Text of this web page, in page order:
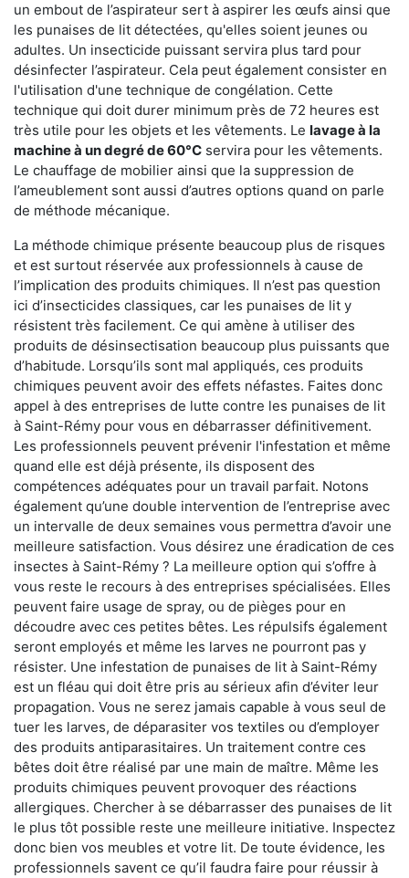
un embout de l’aspirateur sert à aspirer les œufs ainsi que
les punaises de lit détectées, qu'elles soient jeunes ou
adultes. Un insecticide puissant servira plus tard pour
désinfecter l’aspirateur. Cela peut également consister en
l'utilisation d'une technique de congélation. Cette
technique qui doit durer minimum près de 72 heures est
très utile pour les objets et les vêtements. Le lavage à la
machine à un degré de 60°C servira pour les vêtements.
Le chauffage de mobilier ainsi que la suppression de
l’ameublement sont aussi d’autres options quand on parle
de méthode mécanique.
La méthode chimique présente beaucoup plus de risques
et est surtout réservée aux professionnels à cause de
l’implication des produits chimiques. Il n’est pas question
ici d’insecticides classiques, car les punaises de lit y
résistent très facilement. Ce qui amène à utiliser des
produits de désinsectisation beaucoup plus puissants que
d’habitude. Lorsqu’ils sont mal appliqués, ces produits
chimiques peuvent avoir des effets néfastes. Faites donc
appel à des entreprises de lutte contre les punaises de lit
à Saint-Rémy pour vous en débarrasser définitivement.
Les professionnels peuvent prévenir l'infestation et même
quand elle est déjà présente, ils disposent des
compétences adéquates pour un travail parfait. Notons
également qu’une double intervention de l’entreprise avec
un intervalle de deux semaines vous permettra d’avoir une
meilleure satisfaction. Vous désirez une éradication de ces
insectes à Saint-Rémy ? La meilleure option qui s’offre à
vous reste le recours à des entreprises spécialisées. Elles
peuvent faire usage de spray, ou de pièges pour en
découdre avec ces petites bêtes. Les répulsifs également
seront employés et même les larves ne pourront pas y
résister. Une infestation de punaises de lit à Saint-Rémy
est un fléau qui doit être pris au sérieux afin d’éviter leur
propagation. Vous ne serez jamais capable à vous seul de
tuer les larves, de déparasiter vos textiles ou d’employer
des produits antiparasitaires. Un traitement contre ces
bêtes doit être réalisé par une main de maître. Même les
produits chimiques peuvent provoquer des réactions
allergiques. Chercher à se débarrasser des punaises de lit
le plus tôt possible reste une meilleure initiative. Inspectez
donc bien vos meubles et votre lit. De toute évidence, les
professionnels savent ce qu’il faudra faire pour réussir à